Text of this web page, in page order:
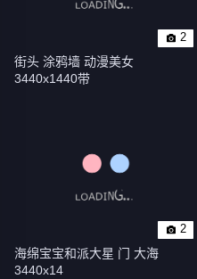
2
街头 涂鸦墙 动漫美女
3440x1440带
2
海绵宝宝和派大星 门 大海
3440x14